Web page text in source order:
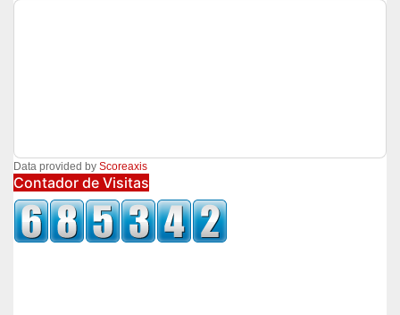
Data provided by Scoreaxis
Contador de Visitas